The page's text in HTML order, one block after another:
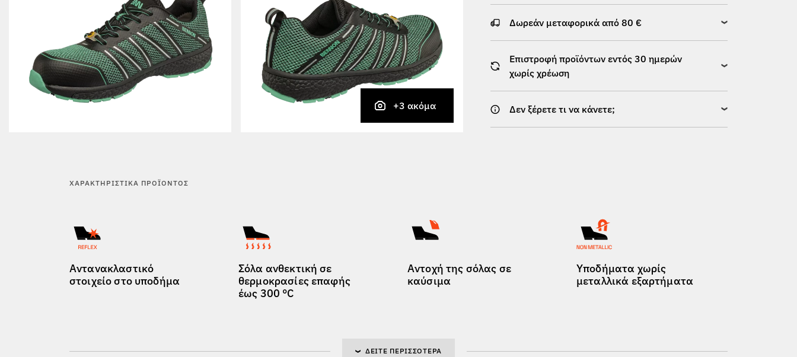
+3 ακόμα
Δωρεάν μεταφορικά από 80 €
Επιστροφή προϊόντων εντός 30 ημερών
χωρίς χρέωση
Δεν ξέρετε τι να κάνετε;
ΧΑΡΑΚΤΗΡΙΣΤΙΚΆ ΠΡΟΪΌΝΤΟΣ
Αντανακλαστικό
στοιχείο στο υποδήμα
Σόλα ανθεκτική σε
θερμοκρασίες επαφής
έως 300 °C
Αντοχή της σόλας σε
καύσιμα
Υποδήματα χωρίς
μεταλλικά εξαρτήματα
ΔΕΊΤΕ ΠΕΡΙΣΣΌΤΕΡΑ